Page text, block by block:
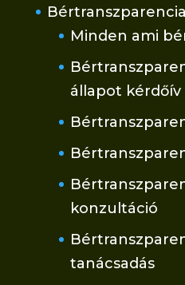
Bértranszparencia
Minden ami
állapot kérdőív
konzultáció
tanácsadás